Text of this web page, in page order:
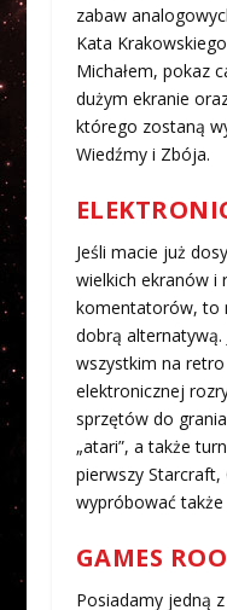
zabaw
Kata
Michałem, pokaz
dużym ekranie
którego zostaną
Wiedźmy i Zbója.
Jeśli macie już
wielkich ekranów i
komentatorów, to
dobrą alternatywą.
wszystkim na
elektronicznej
sprzętów do
„atari”, a także
pierwszy
wypróbować także
GAMES
Posiadamy jedną